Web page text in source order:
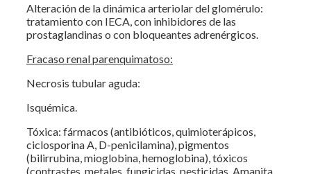
Alteración de la dinámica arteriolar del glomérulo:
tratamiento con IECA, con inhibidores de las
prostaglandinas o con bloqueantes adrenérgicos.
Fracaso renal parenquimatoso:
Necrosis tubular aguda:
Isquémica.
Tóxica: fármacos (antibióticos, quimioterápicos,
ciclosporina A, D-penicilamina), pigmentos
(bilirrubina, mioglobina, hemoglobina), tóxicos
(contrastes, metales, fungicidas, pesticidas, Amanita